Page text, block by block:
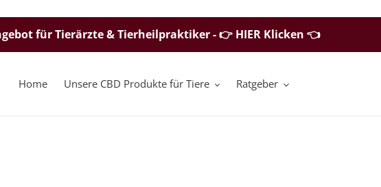
für Tierärzte & Tierheilpraktiker - 👉 HIER Klicken 👈
Home Unsere CBD Produkte für Tiere Ratgeber